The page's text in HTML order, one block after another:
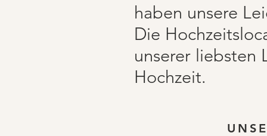
haben unsere
Die
unserer liebsten
Hochzeit.